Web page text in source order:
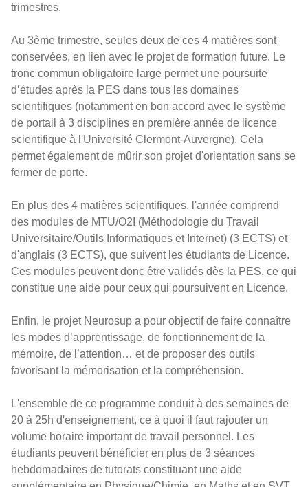
trimestres.
Au 3ème trimestre, seules deux de ces 4 matières sont
conservées, en lien avec le projet de formation future. Le
tronc commun obligatoire large permet une poursuite
d’études après la PES dans tous les domaines
scientifiques (notamment en bon accord avec le système
de portail à 3 disciplines en première année de licence
scientifique à l'Université Clermont-Auvergne). Cela
permet également de mûrir son projet d'orientation sans se
fermer de porte.
En plus des 4 matières scientifiques, l'année comprend
des modules de MTU/O2I (Méthodologie du Travail
Universitaire/Outils Informatiques et Internet) (3 ECTS) et
d'anglais (3 ECTS), que suivent les étudiants de Licence.
Ces modules peuvent donc être validés dès la PES, ce qui
constitue une aide pour ceux qui poursuivent en Licence.
Enfin, le projet Neurosup a pour objectif de faire connaître
les modes d’apprentissage, de fonctionnement de la
mémoire, de l’attention… et de proposer des outils
favorisant la mémorisation et la compréhension.
L'ensemble de ce programme conduit à des semaines de
20 à 25h d'enseignement, ce à quoi il faut rajouter un
volume horaire important de travail personnel. Les
étudiants peuvent bénéficier en plus de 3 séances
hebdomadaires de tutorats constituant une aide